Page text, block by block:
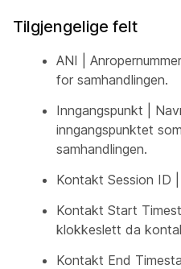
Tilgjengelige felt
ANI |
for samhandlingen.
Inngangspunkt |
inngangspunktet
samhandlingen.
Kontakt Session ID
Kontakt Start
klokkeslett da
Kontakt End